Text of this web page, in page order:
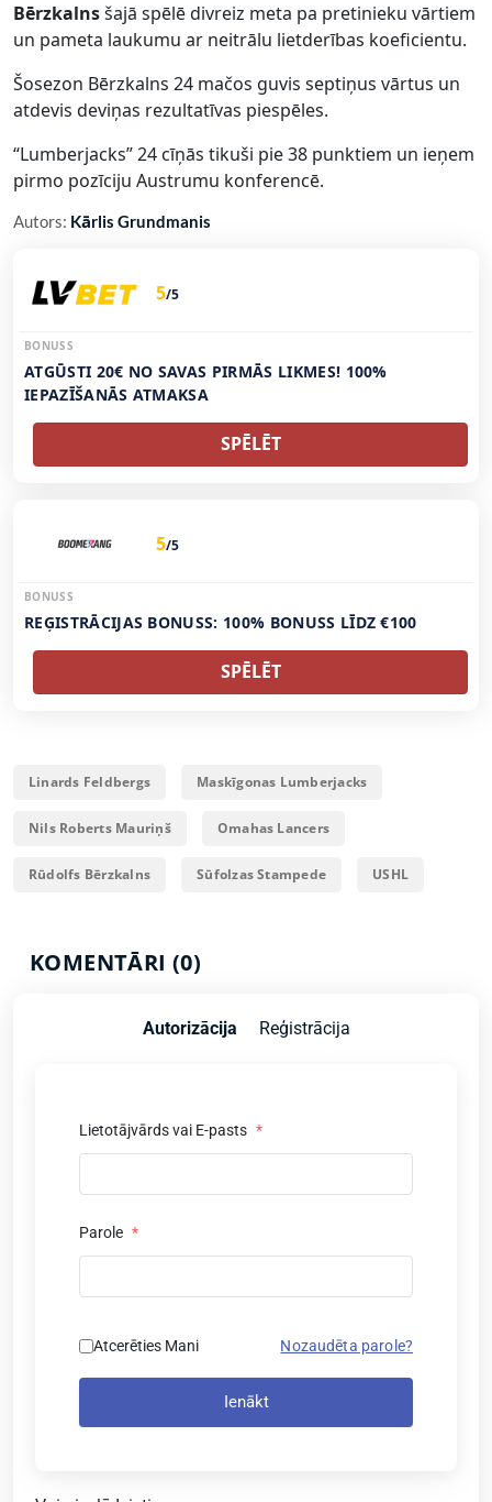
Bērzkalnsšajā spēlē divreiz meta pa pretinieku vārtiem
un pameta laukumu ar neitrālu lietderības koeficientu.
Šosezon Bērzkalns 24 mačos guvis septiņus vārtus un
atdevis deviņas rezultatīvas piespēles.
“Lumberjacks” 24 cīņās tikuši pie 38 punktiem un ieņem
pirmo pozīciju Austrumu konferencē.
Autors: Kārlis Grundmanis
5/5
BONUSS
ATGŪSTI 20€ NO SAVAS PIRMĀS LIKMES! 100%
IEPAZĪŠANĀS ATMAKSA
SPĒLĒT
5/5
BONUSS
REĢISTRĀCIJAS BONUSS: 100% BONUSS LĪDZ €100
SPĒLĒT
Linards Feldbergs Maskīgonas Lumberjacks
Nils Roberts Mauriņš Omahas Lancers
Rūdolfs Bērzkalns Sūfolzas Stampede USHL
KOMENTĀRI (0)
Autorizācija Reģistrācija
Lietotājvārds vai E-pasts *
Parole *
Atcerēties Mani Nozaudēta parole?
Ienākt